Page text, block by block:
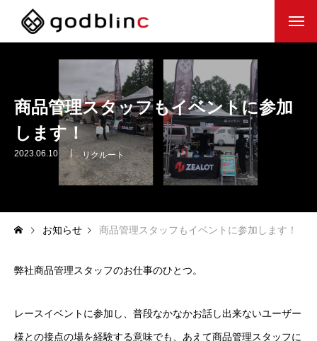
COMPANY
WORK
RECRUIT
商品管理スタッフもイベントに参加
します！
2023.06.10 リクルート
お知らせ 商品管理スタッフもイベントに参加します！
弊社商品管理スタッフのお仕事のひとつ。
レースイベントに参加し、普段なかなかお話し出来ないユーザー
様との接点の場を経験する意味でも、あえて商品管理スタッフに